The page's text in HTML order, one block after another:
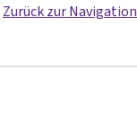
Zurück zur Navigation